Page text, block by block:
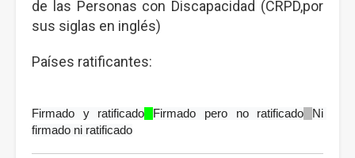
de las Personas con Discapacidad (CRPD,por
sus siglas en inglés)
Países ratificantes:
Firmado y ratificado Firmado pero no ratificado
Ni
firmado ni ratificado